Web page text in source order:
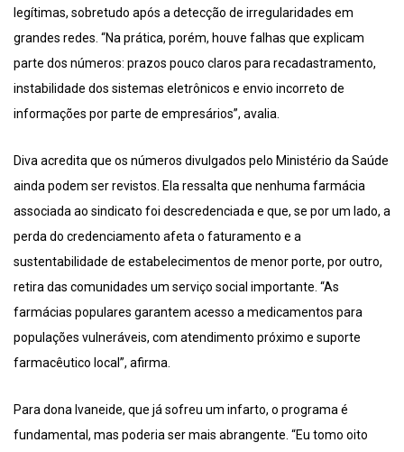
legítimas, sobretudo após a detecção de irregularidades em
grandes redes. “Na prática, porém, houve falhas que explicam
parte dos números: prazos pouco claros para recadastramento,
instabilidade dos sistemas eletrônicos e envio incorreto de
informações por parte de empresários”, avalia.
Diva acredita que os números divulgados pelo Ministério da Saúde
ainda podem ser revistos. Ela ressalta que nenhuma farmácia
associada ao sindicato foi descredenciada e que, se por um lado, a
perda do credenciamento afeta o faturamento e a
sustentabilidade de estabelecimentos de menor porte, por outro,
retira das comunidades um serviço social importante. “As
farmácias populares garantem acesso a medicamentos para
populações vulneráveis, com atendimento próximo e suporte
farmacêutico local”, afirma.
Para dona Ivaneide, que já sofreu um infarto, o programa é
fundamental, mas poderia ser mais abrangente. “Eu tomo oito